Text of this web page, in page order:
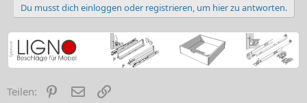
Du musst dich einloggen oder registrieren, um hier zu antworten.
Teilen: PinterestE-Mail